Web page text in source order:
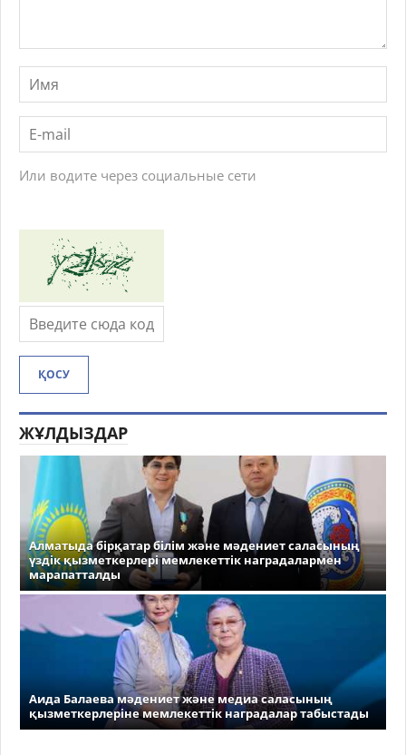
Или водите через социальные сети
ҚОСУ
ЖҰЛДЫЗДАР
Алматыда бірқатар білім және мәдениет саласының
үздік қызметкерлері мемлекеттік наградалармен
марапатталды
Аида Балаева мәдениет және медиа саласының
қызметкерлеріне мемлекеттік наградалар табыстады